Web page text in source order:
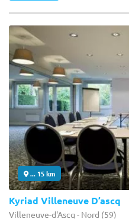
... 15 km
Kyriad Villeneuve D’ascq
Villeneuve-d'Ascq - Nord (59)